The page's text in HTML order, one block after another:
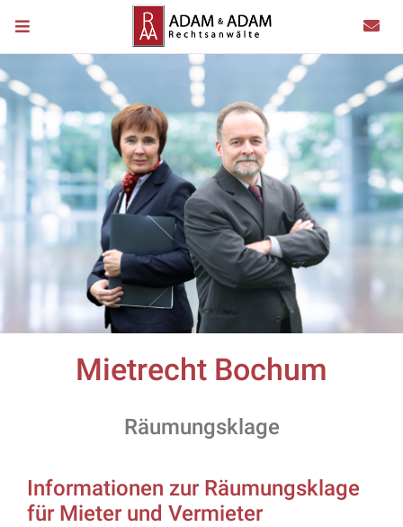
Mietrecht Bochum
Räumungsklage
Informationen zur Räumungsklage
für Mieter und Vermieter